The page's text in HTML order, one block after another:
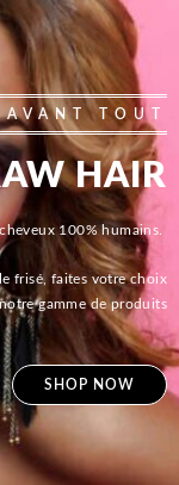
TOUT
HAIR
100% humains.
frisé, faites votre choix
gamme de produits
SHOP NOW